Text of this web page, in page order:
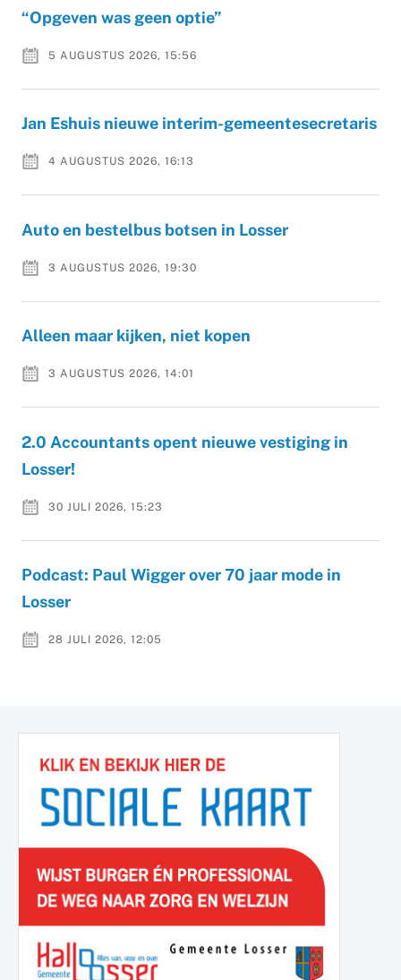
“Opgeven was geen optie”
5 AUGUSTUS 2026, 15:56
Jan Eshuis nieuwe interim-gemeentesecretaris
4 AUGUSTUS 2026, 16:13
Auto en bestelbus botsen in Losser
3 AUGUSTUS 2026, 19:30
Alleen maar kijken, niet kopen
3 AUGUSTUS 2026, 14:01
2.0 Accountants opent nieuwe vestiging in
Losser!
30 JULI 2026, 15:23
Podcast: Paul Wigger over 70 jaar mode in
Losser
28 JULI 2026, 12:05